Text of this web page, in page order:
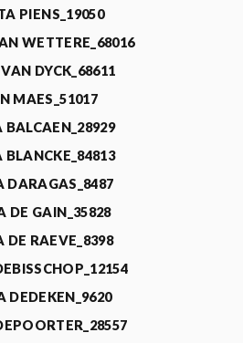
PIENS_19050
WETTERE_68016
DYCK_68611
MAES_51017
BALCAEN_28929
BLANCKE_84813
DARAGAS_8487
DE GAIN_35828
DE RAEVE_8398
DEDEKEN_9620